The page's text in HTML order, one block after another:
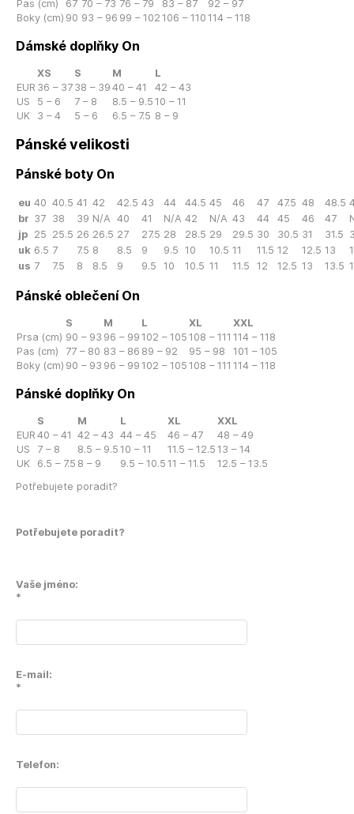
Pas (cm) 67 70 – 73 76 – 79 83 – 87
92 – 97
Boky (cm) 90 93 – 96 99 – 102 106 – 110 114 – 118
Dámské doplňky On
XS S M
L
EUR 36 – 37 38 – 39 40 – 41
42 – 43
US
5 – 6 7 – 8 8.5 – 9.5 10 – 11
UK
3 – 4 5 – 6 6.5 – 7.5 8 – 9
Pánské velikosti
Pánské boty On
eu 40 40.5 41 42 42.5 43 44 44.5 45 46 47 47.5 48 48.5
br 37 38 39 N/A 40 41 N/A 42 N/A 43 44 45 46 47
jp 25 25.5 26 26.5 27 27.5 28 28.5 29 29.5 30 30.5 31 31.5
uk 6.5 7 7.5 8 8.5 9 9.5 10 10.5 11 11.5 12 12.5 13
us 7 7.5 8 8.5 9 9.5 10 10.5 11 11.5 12 12.5 13 13.5
Pánské oblečení On
S M L XL
XXL
Prsa (cm) 90 – 93 96 – 99 102 – 105 108 – 111 114 – 118
Pas (cm)
77 – 80 83 – 86 89 – 92 95 – 98
101 – 105
Boky (cm) 90 – 93 96 – 99 102 – 105 108 – 111 114 – 118
Pánské doplňky On
S M L XL
XXL
EUR 40 – 41 42 – 43 44 – 45 46 – 47
48 – 49
US
7 – 8 8.5 – 9.5 10 – 11 11.5 – 12.5 13 – 14
UK
6.5 – 7.5 8 – 9 9.5 – 10.5 11 – 11.5
12.5 – 13.5
Potřebujete poradit?
Potřebujete poradit?
Vaše jméno:
*
E-mail:
*
Telefon: